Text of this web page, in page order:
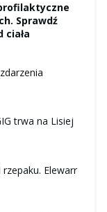
Sprawdź
ciała
trwa na Lisiej
rzepaku. Elewarr